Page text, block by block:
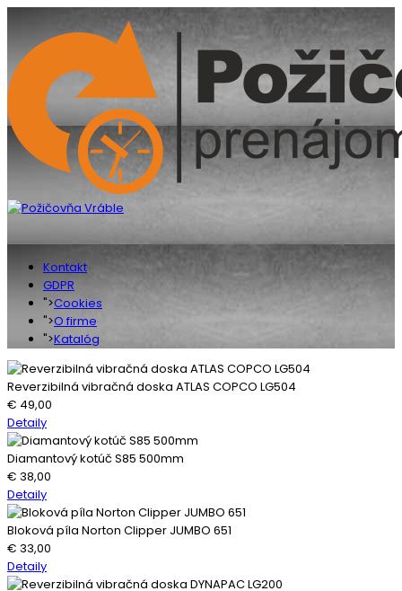
Kontakt
GDPR
">Cookies
">O firme
">Katalóg
Reverzibilná vibračná doska ATLAS COPCO LG504
€ 49,00
Detaily
Diamantový kotúč S85 500mm
€ 38,00
Detaily
Bloková píla Norton Clipper JUMBO 651
€ 33,00
Detaily